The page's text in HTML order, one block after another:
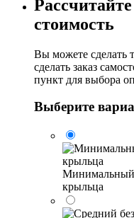
стоимость
Вы можете сделать
сделать заказ
пункт для выбора
Выберите
Минимальный
крыльца